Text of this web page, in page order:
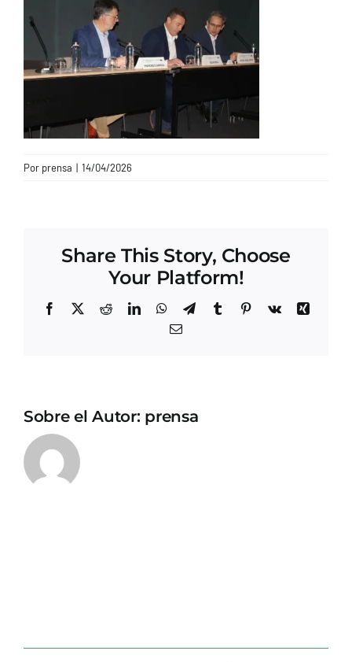
CONTACTO
Por prensa | 14/04/2026
Share This Story, Choose
Your Platform!
Facebook
X RedditLinkedInWhatsApp
TelegramTumblrPinterest
Vk
Xing
Correo
Sobre el Autor: prensa